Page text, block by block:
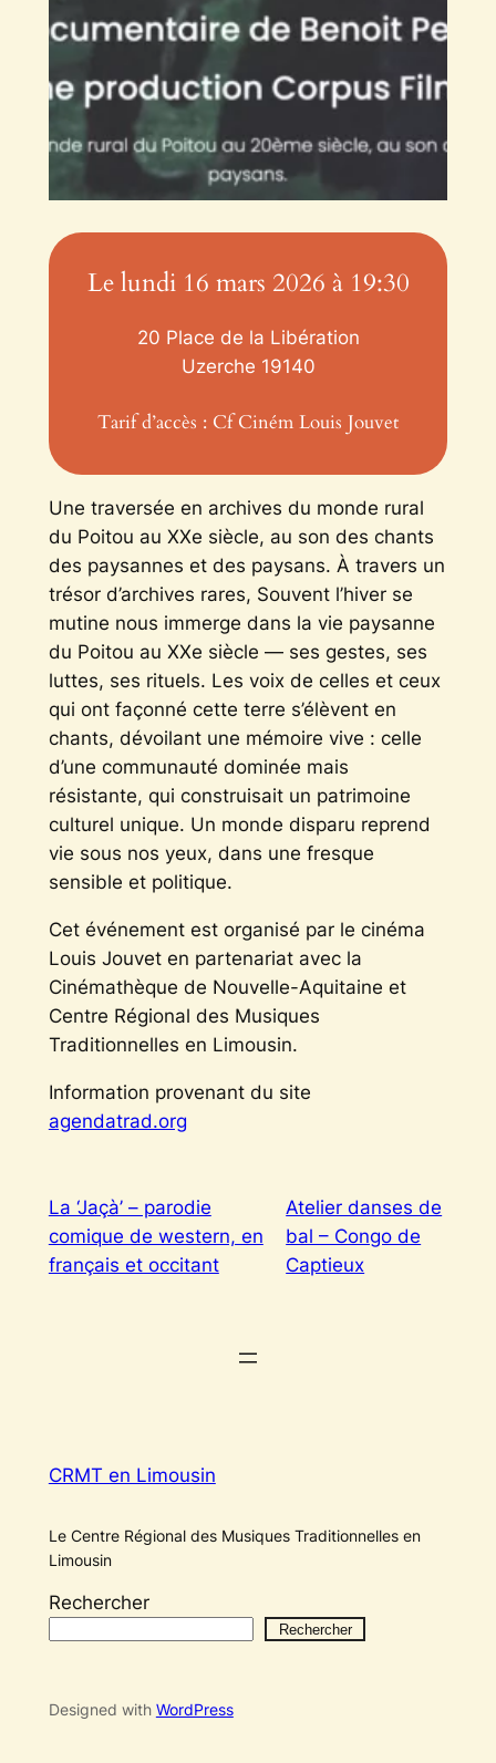
Le lundi 16 mars 2026 à 19:30
20 Place de la Libération
Uzerche 19140
Tarif d’accès : Cf Ciném Louis Jouvet
Une traversée en archives du monde rural
du Poitou au XXe siècle, au son des chants
des paysannes et des paysans. À travers un
trésor d’archives rares, Souvent l’hiver se
mutine nous immerge dans la vie paysanne
du Poitou au XXe siècle — ses gestes, ses
luttes, ses rituels. Les voix de celles et ceux
qui ont façonné cette terre s’élèvent en
chants, dévoilant une mémoire vive : celle
d’une communauté dominée mais
résistante, qui construisait un patrimoine
culturel unique. Un monde disparu reprend
vie sous nos yeux, dans une fresque
sensible et politique.
Cet événement est organisé par le cinéma
Louis Jouvet en partenariat avec la
Cinémathèque de Nouvelle-Aquitaine et
Centre Régional des Musiques
Traditionnelles en Limousin.
Information provenant du site
agendatrad.org
La ‘Jaçà’ – parodie
comique de western, en
français et occitant
Atelier danses de
bal – Congo de
Captieux
CRMT en Limousin
Le Centre Régional des Musiques Traditionnelles en
Limousin
Rechercher
Rechercher
Designed with WordPress